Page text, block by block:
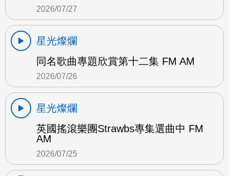
2026/07/27
星光燦爛
同名歌曲專題欣賞第十二集 FM AM
2026/07/26
星光燦爛
英國搖滾樂團Strawbs專集選曲中 FM
AM
2026/07/25